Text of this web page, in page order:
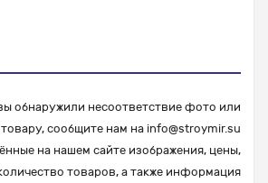
обнаружили несоответствие фото или
сообщите нам на info@stroymir.su
на нашем сайте изображения, цены,
товаров, а также информация